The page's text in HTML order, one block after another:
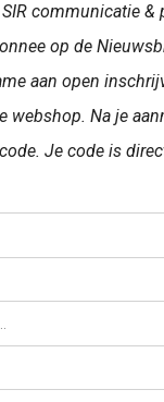
communicatie &
op de
aan open
webshop. Na je
Je code is